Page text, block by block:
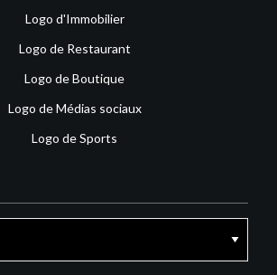
Logo d'Immobilier
Logo de Restaurant
Logo de Boutique
Logo de Médias sociaux
Logo de Sports